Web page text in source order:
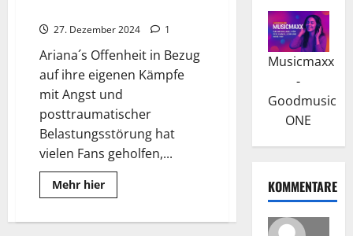
27. Dezember 2024 1
Ariana´s Offenheit in Bezug
auf ihre eigenen Kämpfe
mit Angst und
posttraumatischer
Belastungsstörung hat
vielen Fans geholfen,...
Mehr hierRead
more
Grande:
Musicmaxx
-
Goodmusic
ONE
KOMMENTARE